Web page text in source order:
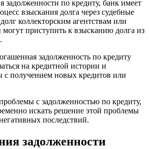
задолженности по кредиту, банк имеет
взыскания долга через судебные
коллекторским агентствам или
приступить к взысканию долга из
задолженность по кредиту
на кредитной истории и
с получением новых кредитов или
с задолженностью по кредиту,
искать решение этой проблемы
последствий.
задолженности